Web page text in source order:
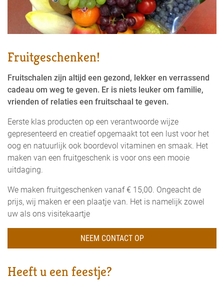
Fruitgeschenken!
Fruitschalen zijn altijd een gezond, lekker en verrassend
cadeau om weg te geven. Er is niets leuker om familie,
vrienden of relaties een fruitschaal te geven.
Eerste klas producten op een verantwoorde wijze
gepresenteerd en creatief opgemaakt tot een lust voor het
oog en natuurlijk ook boordevol vitaminen en smaak. Het
maken van een fruitgeschenk is voor ons een mooie
uitdaging.
We maken fruitgeschenken vanaf € 15,00. Ongeacht de
prijs, wij maken er een plaatje van. Het is namelijk zowel
uw als ons visitekaartje
NEEM CONTACT OP
Heeft u een feestje?